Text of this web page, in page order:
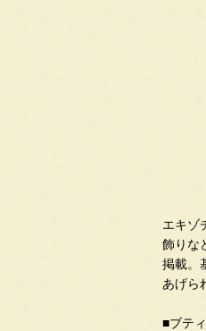
エキゾ
飾りな
掲載。
あげら
■ブテ